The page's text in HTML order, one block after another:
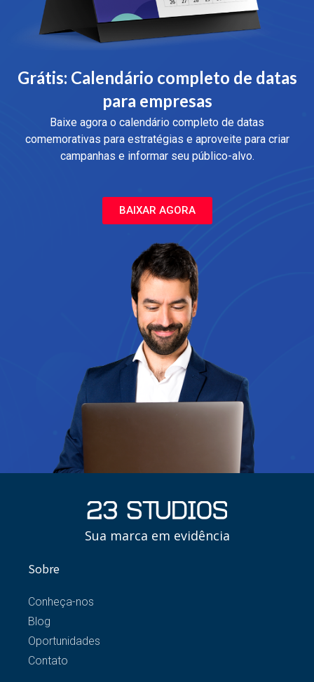
Grátis: Calendário completo de datas
para empresas
Baixe agora o calendário completo de datas
comemorativas para estratégias e aproveite para criar
campanhas e informar seu público-alvo.
BAIXAR AGORA
Sua marca em evidência
Sobre
Conheça-nos
Blog
Oportunidades
Contato